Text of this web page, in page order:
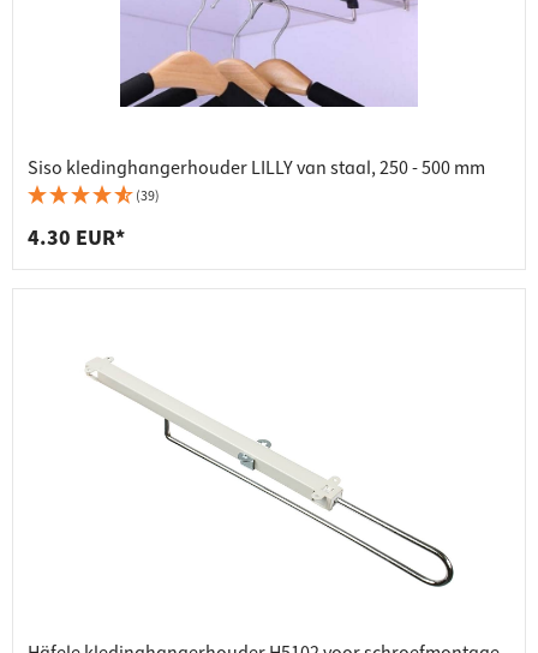
Siso kledinghangerhouder LILLY van staal, 250 - 500 mm
(39)
4.30 EUR*